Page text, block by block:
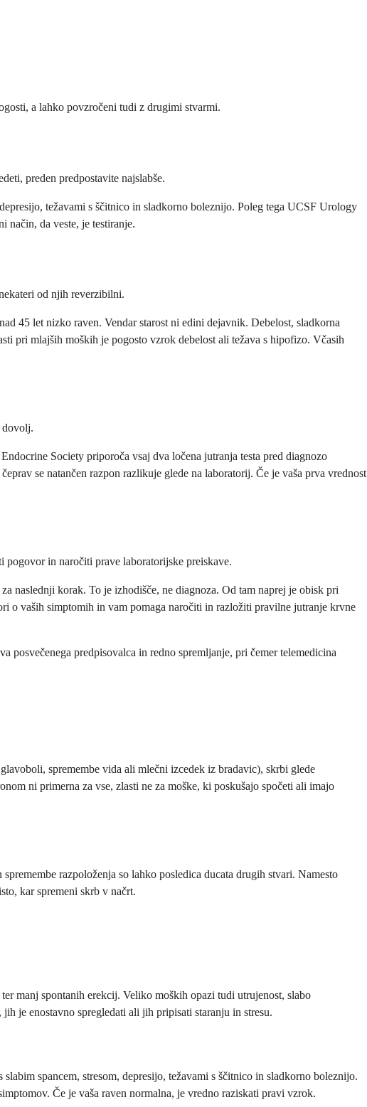
a lahko povzročeni tudi z drugimi stvarmi.
preden predpostavite najslabše.
težavami s ščitnico in sladkorno boleznijo. Poleg tega UCSF Urology
način, da veste, je testiranje.
od njih reverzibilni.
45 let nizko raven. Vendar starost ni edini dejavnik. Debelost, sladkorna
pri mlajših moških je pogosto vzrok debelost ali težava s hipofizo. Včasih
dovolj.
Society priporoča vsaj dva ločena jutranja testa pred diagnozo
se natančen razpon razlikuje glede na laboratorij. Če je vaša prva vrednost
pogovor in naročiti prave laboratorijske preiskave.
naslednji korak. To je izhodišče, ne diagnoza. Od tam naprej je obisk pri
o vaših simptomih in vam pomaga naročiti in razložiti pravilne jutranje krvne
posvečenega predpisovalca in redno spremljanje, pri čemer telemedicina
spremembe vida ali mlečni izcedek iz bradavic), skrbi glede
ni primerna za vse, zlasti ne za moške, ki poskušajo spočeti ali imajo
razpoloženja so lahko posledica ducata drugih stvari. Namesto
kar spremeni skrb v načrt.
manj spontanih erekcij. Veliko moških opazi tudi utrujenost, slabo
je enostavno spregledati ali jih pripisati staranju in stresu.
spancem, stresom, depresijo, težavami s ščitnico in sladkorno boleznijo.
Če je vaša raven normalna, je vredno raziskati pravi vzrok.